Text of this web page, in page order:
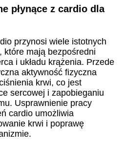
płynące z cardio dla
przynosi wiele istotnych
które mają bezpośredni
i układu krążenia. Przede
aktywność fizyczna
krwi, co jest
sercowej i zapobieganiu
Usprawnienie pracy
cardio umożliwia
krwi i poprawę